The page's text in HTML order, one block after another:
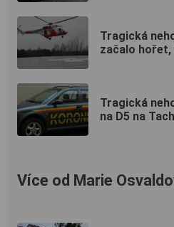
Tragická
začalo hořet,
Tragická
na D5 na
Více od Marie